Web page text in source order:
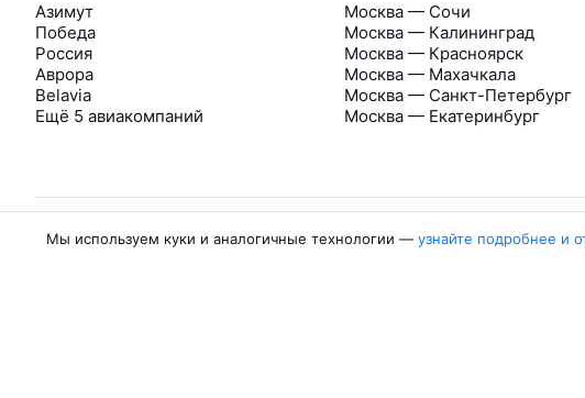
Азимут
Победа
Россия
Аврора
Belavia
Ещё 5 авиакомпаний
Москва — Сочи
Москва — Калининград
Москва — Красноярск
Москва — Махачкала
Москва — Санкт-Петербург
Москва — Екатеринбург
Мы используем куки и аналогичные технологии — узнайте подробнее и